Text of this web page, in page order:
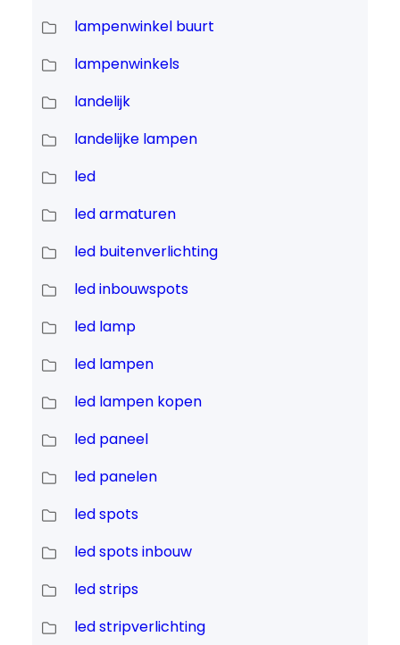
lampenwinkel buurt
lampenwinkels
landelijk
landelijke lampen
led
led armaturen
led buitenverlichting
led inbouwspots
led lamp
led lampen
led lampen kopen
led paneel
led panelen
led spots
led spots inbouw
led strips
led stripverlichting